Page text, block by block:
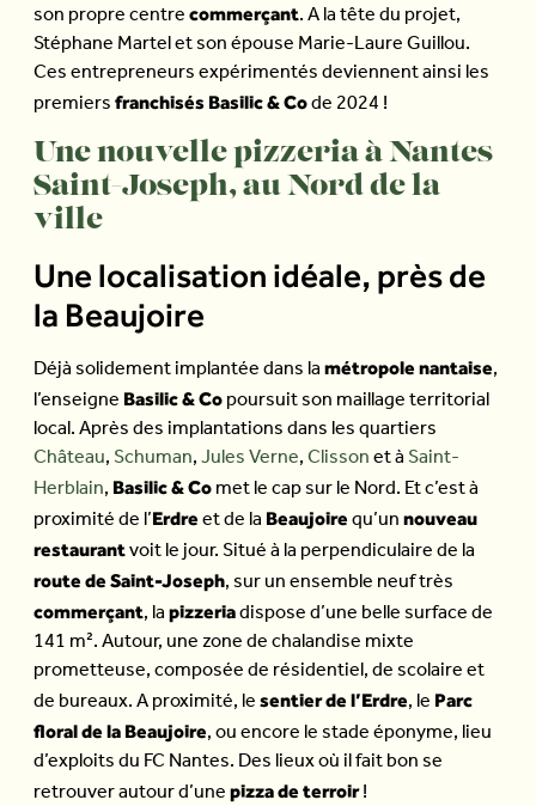
son propre centre commerçant. A la tête du projet,
Stéphane Martel et son épouse Marie-Laure Guillou.
Ces entrepreneurs expérimentés deviennent ainsi les
premiers franchisés Basilic & Code 2024 !
Une nouvelle pizzeria à Nantes
Saint-Joseph, au Nord de la
ville
Une localisation idéale, près de
la Beaujoire
Déjà solidement implantée dans la métropole nantaise,
l’enseigne Basilic & Copoursuit son maillage territorial
local. Après des implantations dans les quartiers
Château, Schuman, Jules Verne, Clisson et à Saint-
Herblain, Basilic & Comet le cap sur le Nord. Et c’est à
proximité de l’Erdreet de la Beaujoirequ’un nouveau
restaurantvoit le jour. Situé à la perpendiculaire de la
route de Saint-Joseph, sur un ensemble neuf très
commerçant, la pizzeriadispose d’une belle surface de
141 m². Autour, une zone de chalandise mixte
prometteuse, composée de résidentiel, de scolaire et
de bureaux. A proximité, le sentier de l’Erdre, le Parc
floral de la Beaujoire, ou encore le stade éponyme, lieu
d’exploits du FC Nantes. Des lieux où il fait bon se
retrouver autour d’une pizza de terroir!